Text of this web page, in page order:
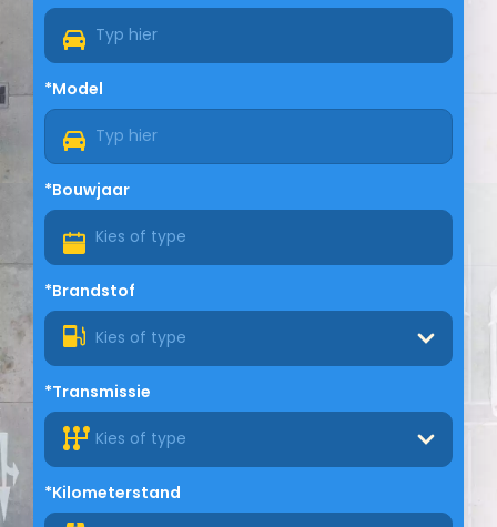
*Model
*Bouwjaar
*Brandstof
Kies of type
*Transmissie
Kies of type
*Kilometerstand